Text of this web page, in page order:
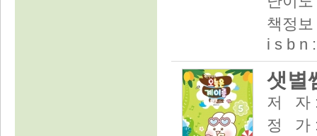
책정
i s b n
샛별
저 자
정 가